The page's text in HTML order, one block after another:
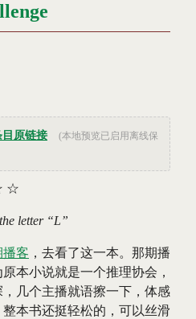
目原链接
(本地预览已启用离线保
☆
letter “L”
播客 ，去看了这一本。那期播
本小说就是一个推理协会，
几个主播就语擦一下，体感
本书还挺轻松的，可以丝滑